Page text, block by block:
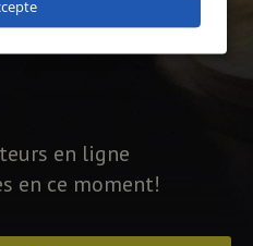
en ligne
en ce moment!